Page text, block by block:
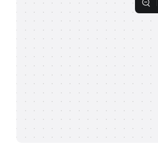
客户案例
支持
帮助中心